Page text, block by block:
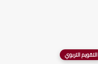
التقويم التربوي